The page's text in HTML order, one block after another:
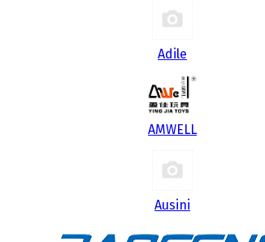
Adile
AMWELL
Ausini